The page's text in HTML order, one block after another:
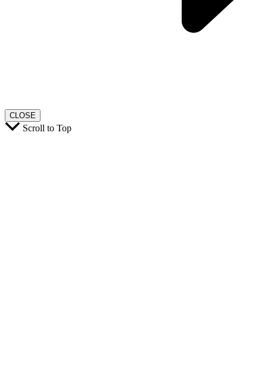
CLOSE
Scroll to Top